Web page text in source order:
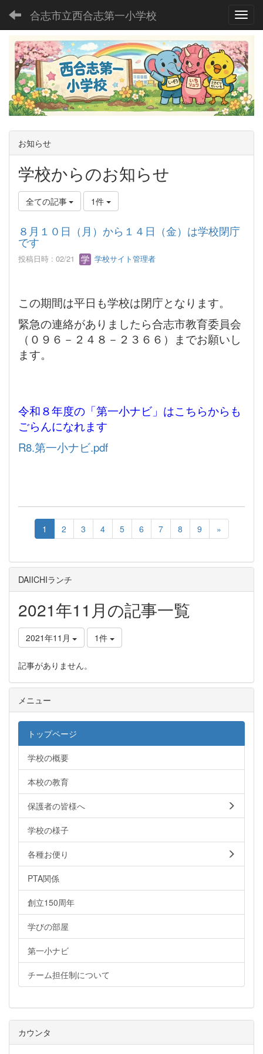
合志市立西合志第一小学校
お知らせ
学校からのお知らせ
全ての記事 1件
８月１０日（月）から１４日（金）は学校閉庁
です
投稿日時 : 02/21 学校サイト管理者
この期間は平日も学校は閉庁となります。
緊急の連絡がありましたら合志市教育委員会
（０９６－２４８－２３６６）までお願いし
ます。
令和８年度の「第一小ナビ」はこちらからも
ごらんになれます
R8.第一小ナビ.pdf
1 2 3 4 5 6 7 8 9 »
DAIICHIランチ
2021年11月の記事一覧
2021年11月 1件
記事がありません。
メニュー
トップページ
学校の概要
本校の教育
保護者の皆様へ
学校の様子
各種お便り
PTA関係
創立150周年
学びの部屋
第一小ナビ
チーム担任制について
カウンタ